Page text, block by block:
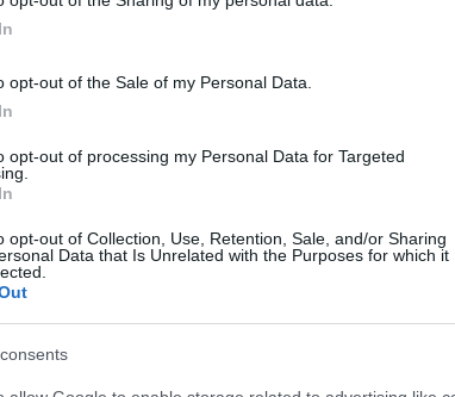
opt-out of the Sale of my Personal Data.
opt-out of processing my Personal Data for Targeted
opt-out of Collection, Use, Retention, Sale, and/or Sharing
Data that Is Unrelated with the Purposes for which it
(4,608 x 3,072)